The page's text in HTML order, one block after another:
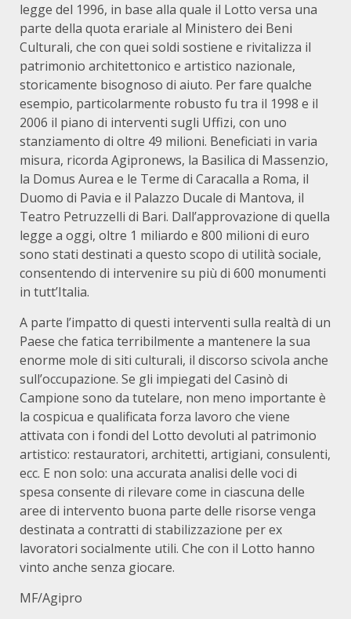
legge del 1996, in base alla quale il Lotto versa una
parte della quota erariale al Ministero dei Beni
Culturali, che con quei soldi sostiene e rivitalizza il
patrimonio architettonico e artistico nazionale,
storicamente bisognoso di aiuto. Per fare qualche
esempio, particolarmente robusto fu tra il 1998 e il
2006 il piano di interventi sugli Uffizi, con uno
stanziamento di oltre 49 milioni. Beneficiati in varia
misura, ricorda Agipronews, la Basilica di Massenzio,
la Domus Aurea e le Terme di Caracalla a Roma, il
Duomo di Pavia e il Palazzo Ducale di Mantova, il
Teatro Petruzzelli di Bari. Dall’approvazione di quella
legge a oggi, oltre 1 miliardo e 800 milioni di euro
sono stati destinati a questo scopo di utilità sociale,
consentendo di intervenire su più di 600 monumenti
in tutt’Italia.
A parte l’impatto di questi interventi sulla realtà di un
Paese che fatica terribilmente a mantenere la sua
enorme mole di siti culturali, il discorso scivola anche
sull’occupazione. Se gli impiegati del Casinò di
Campione sono da tutelare, non meno importante è
la cospicua e qualificata forza lavoro che viene
attivata con i fondi del Lotto devoluti al patrimonio
artistico: restauratori, architetti, artigiani, consulenti,
ecc. E non solo: una accurata analisi delle voci di
spesa consente di rilevare come in ciascuna delle
aree di intervento buona parte delle risorse venga
destinata a contratti di stabilizzazione per ex
lavoratori socialmente utili. Che con il Lotto hanno
vinto anche senza giocare.
MF/Agipro